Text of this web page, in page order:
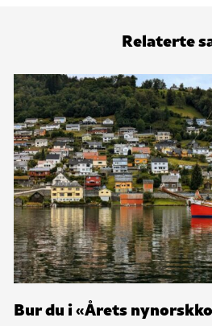
Relaterte
Bur du i «Årets